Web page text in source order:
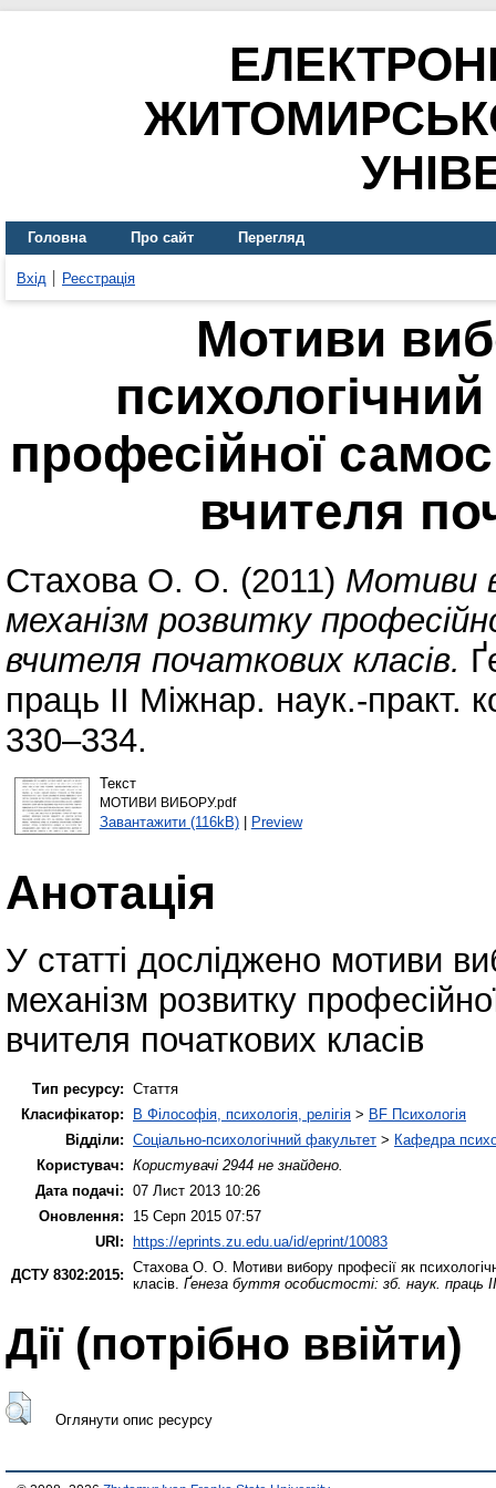
Головна Про сайт Перегляд
Вхід Реєстрація
Мотиви
професійної
вчителя
Стахова О. О. (2011) Мотиви
механізм розвитку
вчителя початкових класів.
праць ІІ Міжнар. наук.-
330–334.
Текст
МОТИВИ ВИБОРУ.pdf
Завантажити (116kB)| Preview
Анотація
У статті досліджено мотиви
механізм розвитку
вчителя початкових класів
Тип ресурсу: Стаття
Класифікатор:
B Філософія, психологія, релігія > BF Психологія
Відділи: Соціально-психологічний факультет > Кафедра
Користувач: Користувачі 2944 не знайдено.
Дата подачі: 07 Лист 2013 10:26
Оновлення:
15 Серп 2015 07:57
URI: https://eprints.zu.edu.ua/id/eprint/10083
ДСТУ 8302:2015: Стахова О. О. Мотиви вибору професії як
класів. Ґенеза буття особистості: зб. наук. праць
Дії ​​(потрібно ввійти)
Оглянути опис ресурсу